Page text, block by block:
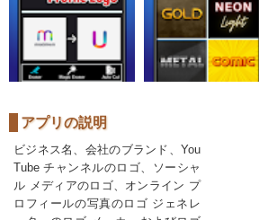
アプリの説明
ビジネス名、会社のブランド、You
Tube チャンネルのロゴ、ソーシャ
ル メディアのロゴ、オンライン プ
ロフィールの写真のロゴ ジェネレ